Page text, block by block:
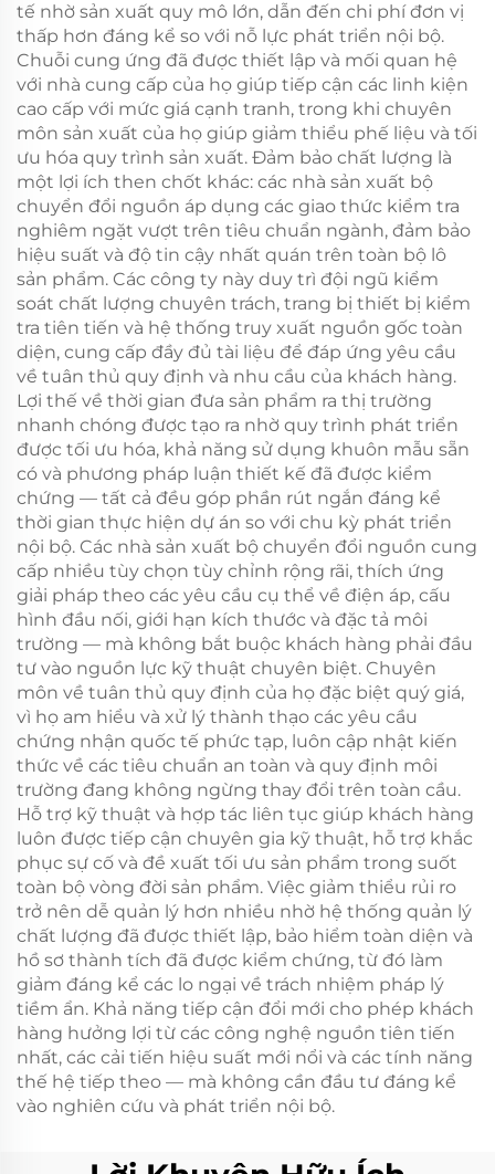
tế nhờ sản xuất quy mô lớn, dẫn đến chi phí đơn vị
thấp hơn đáng kể so với nỗ lực phát triển nội bộ.
Chuỗi cung ứng đã được thiết lập và mối quan hệ
với nhà cung cấp của họ giúp tiếp cận các linh kiện
cao cấp với mức giá cạnh tranh, trong khi chuyên
môn sản xuất của họ giúp giảm thiểu phế liệu và tối
ưu hóa quy trình sản xuất. Đảm bảo chất lượng là
một lợi ích then chốt khác: các nhà sản xuất bộ
chuyển đổi nguồn áp dụng các giao thức kiểm tra
nghiêm ngặt vượt trên tiêu chuẩn ngành, đảm bảo
hiệu suất và độ tin cậy nhất quán trên toàn bộ lô
sản phẩm. Các công ty này duy trì đội ngũ kiểm
soát chất lượng chuyên trách, trang bị thiết bị kiểm
tra tiên tiến và hệ thống truy xuất nguồn gốc toàn
diện, cung cấp đầy đủ tài liệu để đáp ứng yêu cầu
về tuân thủ quy định và nhu cầu của khách hàng.
Lợi thế về thời gian đưa sản phẩm ra thị trường
nhanh chóng được tạo ra nhờ quy trình phát triển
được tối ưu hóa, khả năng sử dụng khuôn mẫu sẵn
có và phương pháp luận thiết kế đã được kiểm
chứng — tất cả đều góp phần rút ngắn đáng kể
thời gian thực hiện dự án so với chu kỳ phát triển
nội bộ. Các nhà sản xuất bộ chuyển đổi nguồn cung
cấp nhiều tùy chọn tùy chỉnh rộng rãi, thích ứng
giải pháp theo các yêu cầu cụ thể về điện áp, cấu
hình đầu nối, giới hạn kích thước và đặc tả môi
trường — mà không bắt buộc khách hàng phải đầu
tư vào nguồn lực kỹ thuật chuyên biệt. Chuyên
môn về tuân thủ quy định của họ đặc biệt quý giá,
vì họ am hiểu và xử lý thành thạo các yêu cầu
chứng nhận quốc tế phức tạp, luôn cập nhật kiến
thức về các tiêu chuẩn an toàn và quy định môi
trường đang không ngừng thay đổi trên toàn cầu.
Hỗ trợ kỹ thuật và hợp tác liên tục giúp khách hàng
luôn được tiếp cận chuyên gia kỹ thuật, hỗ trợ khắc
phục sự cố và đề xuất tối ưu sản phẩm trong suốt
toàn bộ vòng đời sản phẩm. Việc giảm thiểu rủi ro
trở nên dễ quản lý hơn nhiều nhờ hệ thống quản lý
chất lượng đã được thiết lập, bảo hiểm toàn diện và
hồ sơ thành tích đã được kiểm chứng, từ đó làm
giảm đáng kể các lo ngại về trách nhiệm pháp lý
tiềm ẩn. Khả năng tiếp cận đổi mới cho phép khách
hàng hưởng lợi từ các công nghệ nguồn tiên tiến
nhất, các cải tiến hiệu suất mới nổi và các tính năng
thế hệ tiếp theo — mà không cần đầu tư đáng kể
vào nghiên cứu và phát triển nội bộ.